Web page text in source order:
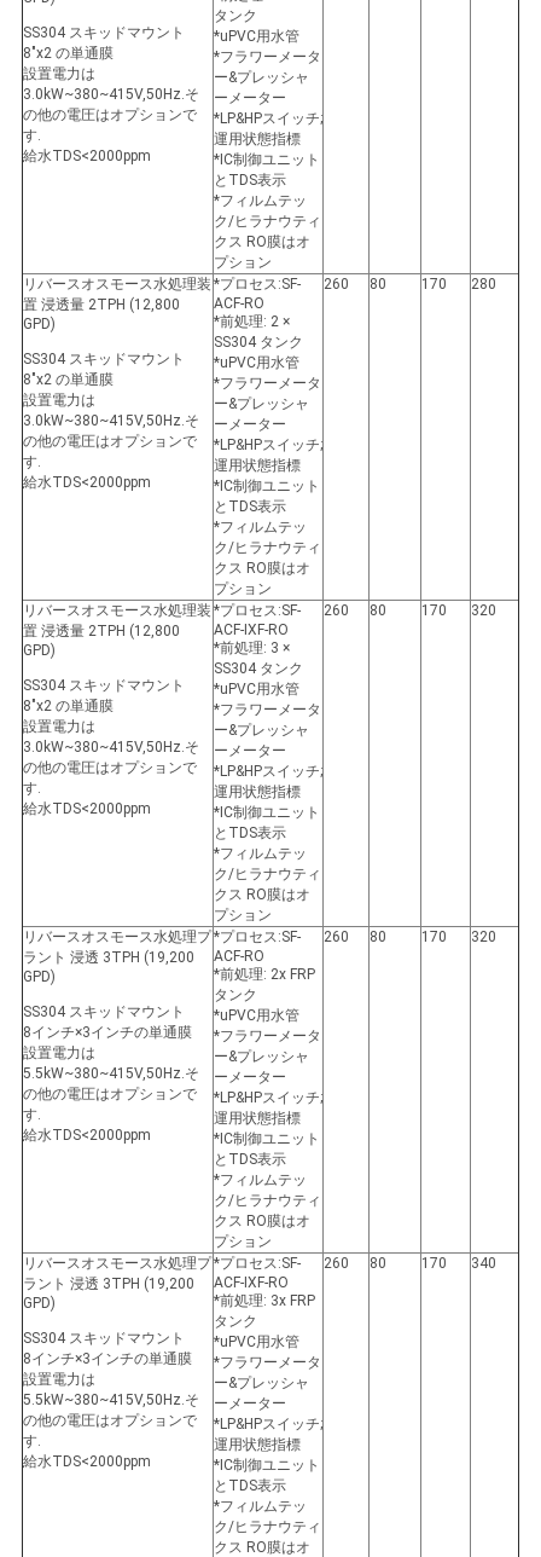
SS304 スキッドマウント
8"x2 の単通膜
設置電力は
3.0kW~380~415V,50Hz.そ
の他の電圧はオプションで
す.
給水TDS<2000ppm
タンク
*uPVC用水管
*フラワーメータ
ー&プレッシャ
ーメーター
*LP&HPスイッチ;
運用状態指標
*IC制御ユニット
とTDS表示
*フィルムテッ
ク/ヒラナウティ
クス RO膜はオ
プション
リバースオスモース水処理装
置 浸透量 2TPH (12,800
GPD)
SS304 スキッドマウント
8"x2 の単通膜
設置電力は
3.0kW~380~415V,50Hz.そ
の他の電圧はオプションで
す.
給水TDS<2000ppm
*プロセス:SF-
ACF-RO
*前処理: 2 ×
SS304 タンク
*uPVC用水管
*フラワーメータ
ー&プレッシャ
ーメーター
*LP&HPスイッチ;
運用状態指標
*IC制御ユニット
とTDS表示
*フィルムテッ
ク/ヒラナウティ
クス RO膜はオ
プション
260 80 170 280
リバースオスモース水処理装
置 浸透量 2TPH (12,800
GPD)
SS304 スキッドマウント
8"x2 の単通膜
設置電力は
3.0kW~380~415V,50Hz.そ
の他の電圧はオプションで
す.
給水TDS<2000ppm
*プロセス:SF-
ACF-IXF-RO
*前処理: 3 ×
SS304 タンク
*uPVC用水管
*フラワーメータ
ー&プレッシャ
ーメーター
*LP&HPスイッチ;
運用状態指標
*IC制御ユニット
とTDS表示
*フィルムテッ
ク/ヒラナウティ
クス RO膜はオ
プション
260 80 170 320
リバースオスモース水処理プ
ラント 浸透 3TPH (19,200
GPD)
SS304 スキッドマウント
8インチ×3インチの単通膜
設置電力は
5.5kW~380~415V,50Hz.そ
の他の電圧はオプションで
す.
給水TDS<2000ppm
*プロセス:SF-
ACF-RO
*前処理: 2x FRP
タンク
*uPVC用水管
*フラワーメータ
ー&プレッシャ
ーメーター
*LP&HPスイッチ;
運用状態指標
*IC制御ユニット
とTDS表示
*フィルムテッ
ク/ヒラナウティ
クス RO膜はオ
プション
260 80 170 320
リバースオスモース水処理プ
ラント 浸透 3TPH (19,200
GPD)
SS304 スキッドマウント
8インチ×3インチの単通膜
設置電力は
5.5kW~380~415V,50Hz.そ
の他の電圧はオプションで
す.
給水TDS<2000ppm
*プロセス:SF-
ACF-IXF-RO
*前処理: 3x FRP
タンク
*uPVC用水管
*フラワーメータ
ー&プレッシャ
ーメーター
*LP&HPスイッチ;
運用状態指標
*IC制御ユニット
とTDS表示
*フィルムテッ
ク/ヒラナウティ
クス RO膜はオ
260 80 170 340